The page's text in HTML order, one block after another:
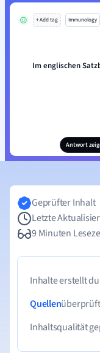
+ Add tag Immunology
Im englischen
Antwort
Geprüfter Inhalt
Letzte
9 Minuten
Inhalte erstellt
Quellen
Inhaltsqualität